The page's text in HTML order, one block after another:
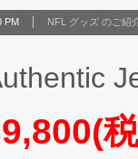
PM NFL グッズ のご紹